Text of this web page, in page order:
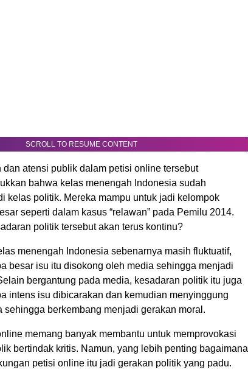
SCROLL TO RESUME CONTENT
dan atensi publik dalam petisi online tersebut
bahwa kelas menengah Indonesia sudah
kelas politik. Mereka mampu untuk jadi kelompok
seperti dalam kasus “relawan” pada Pemilu 2014.
politik tersebut akan terus kontinu?
menengah Indonesia sebenarnya masih fluktuatif,
besar isu itu disokong oleh media sehingga menjadi
bergantung pada media, kesadaran politik itu juga
intens isu dibicarakan dan kemudian menyinggung
sehingga berkembang menjadi gerakan moral.
memang banyak membantu untuk memprovokasi
bertindak kritis. Namun, yang lebih penting bagaimana
petisi online itu jadi gerakan politik yang padu.